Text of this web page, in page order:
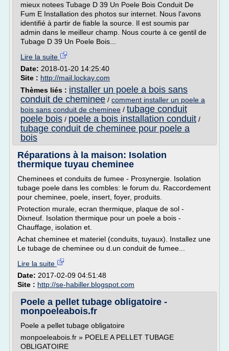
mieux notees Tubage D 39 Un Poele Bois Conduit De
Fum E Installation des photos sur internet. Nous l'avons
identifié à partir de fiable la source. Il est soumis par
admin dans le meilleur champ. Nous courte à ce gentil de
Tubage D 39 Un Poele Bois...
Lire la suite
Date: 2018-01-20 14:25:40
Site : http://mail.lockay.com
Thèmes liés : installer un poele a bois sans
conduit de cheminee / comment installer un poele a
bois sans conduit de cheminee / tubage conduit
poele bois / poele a bois installation conduit /
tubage conduit de cheminee pour poele a
bois
Réparations à la maison: Isolation
thermique tuyau cheminee
Cheminees et conduits de fumee - Prosynergie. Isolation
tubage poele dans les combles: le forum du. Raccordement
pour cheminee, poele, insert, foyer, produits.
Protection murale, ecran thermique, plaque de sol -
Dixneuf. Isolation thermique pour un poele a bois -
Chauffage, isolation et.
Achat cheminee et materiel (conduits, tuyaux). Installez une
Le tubage de cheminee ou d.un conduit de fumee...
Lire la suite
Date: 2017-02-09 04:51:48
Site : http://se-habiller.blogspot.com
Poele a pellet tubage obligatoire -
monpoeleabois.fr
Poele a pellet tubage obligatoire
monpoeleabois.fr » POELE A PELLET TUBAGE
OBLIGATOIRE